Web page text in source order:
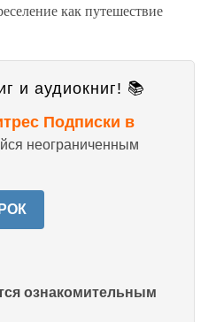
как путешествие
и аудиокниг! 📚
Подписки в
неограниченным
ознакомительным